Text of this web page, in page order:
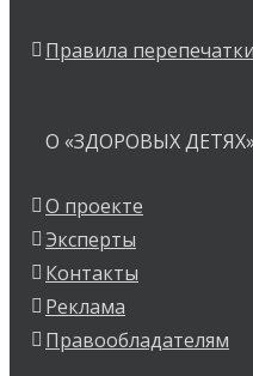
Правила
О «ЗДОРОВЫХ
О проекте
Эксперты
Контакты
Реклама
Правообладателям